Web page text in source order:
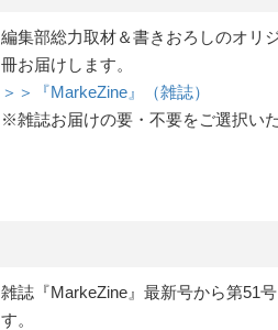
編集部総力取材＆書きおろしのオリ
冊お届けします。
＞＞『MarkeZine』（雑誌）
※雑誌お届けの要・不要をご選択いた
雑誌『MarkeZine』最新号から第51
す。